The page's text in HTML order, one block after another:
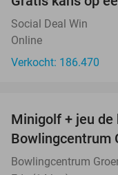
Social Deal Win
Online
Verkocht: 186.470
NEW
TODAY
Minigolf + jeu
Bowlingcentrum
Bowlingcentrum